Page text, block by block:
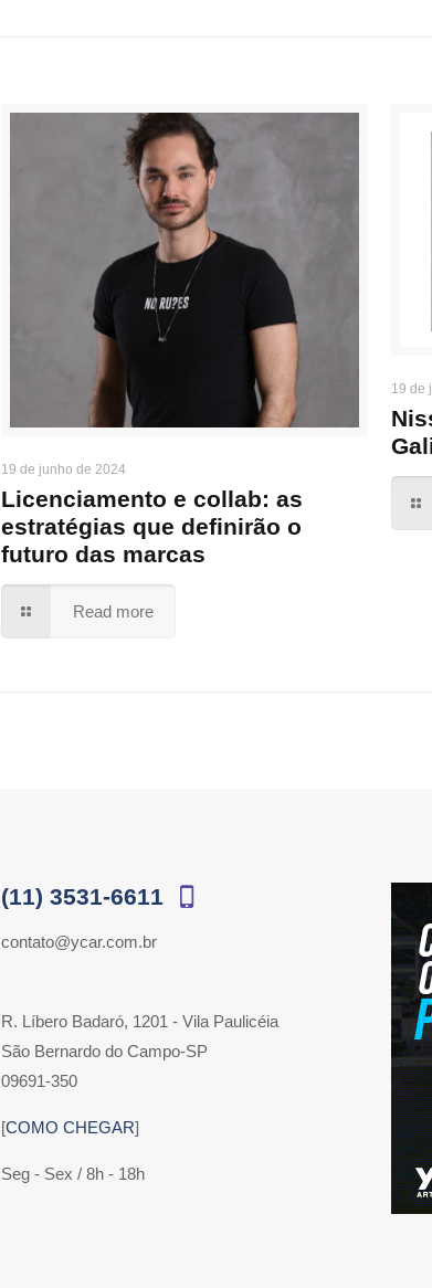
19 de junho de 2024
Licenciamento e collab: as
estratégias que definirão o
futuro das marcas
Read more
19 de
(11) 3531-6611
contato@ycar.com.br
R. Líbero Badaró, 1201 - Vila Paulicéia
São Bernardo do Campo-SP
09691-350
[COMO CHEGAR]
Seg - Sex / 8h - 18h